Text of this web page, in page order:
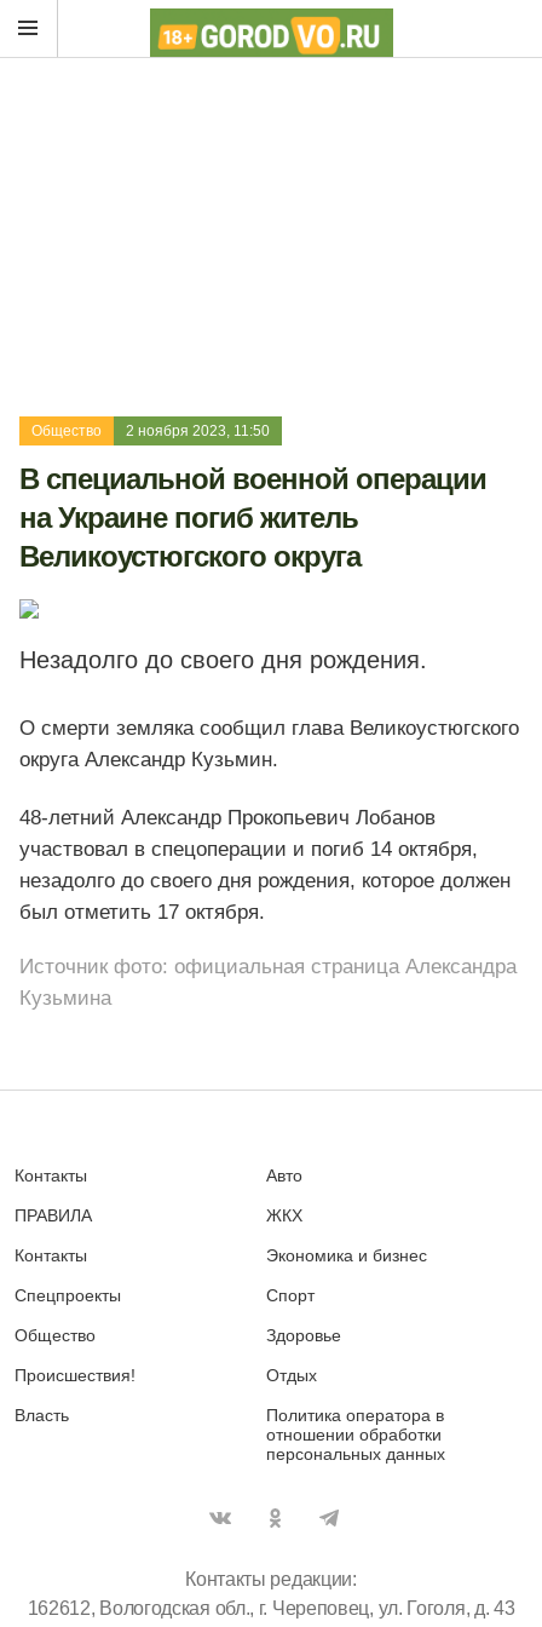
Общество 2 ноября 2023, 11:50
В специальной военной операции
на Украине погиб житель
Великоустюгского округа
Незадолго до своего дня рождения.
О смерти земляка сообщил глава Великоустюгского
округа Александр Кузьмин.
48-летний Александр Прокопьевич Лобанов
участвовал в спецоперации и погиб 14 октября,
незадолго до своего дня рождения, которое должен
был отметить 17 октября.
Источник фото: официальная страница Александра
Кузьмина
Контакты
ПРАВИЛА
Контакты
Спецпроекты
Общество
Происшествия!
Власть
Авто
ЖКХ
Экономика и бизнес
Спорт
Здоровье
Отдых
Политика оператора в
отношении обработки
персональных данных
Контакты редакции:
162612, Вологодская обл., г. Череповец, ул. Гоголя, д. 43